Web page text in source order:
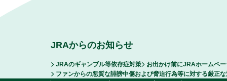
JRAからのお知らせ
JRAのギャンブル等依存症対策
お出かけ前にJRAホームペ
ファンからの悪質な誹謗中傷および脅迫行為等に対する厳正